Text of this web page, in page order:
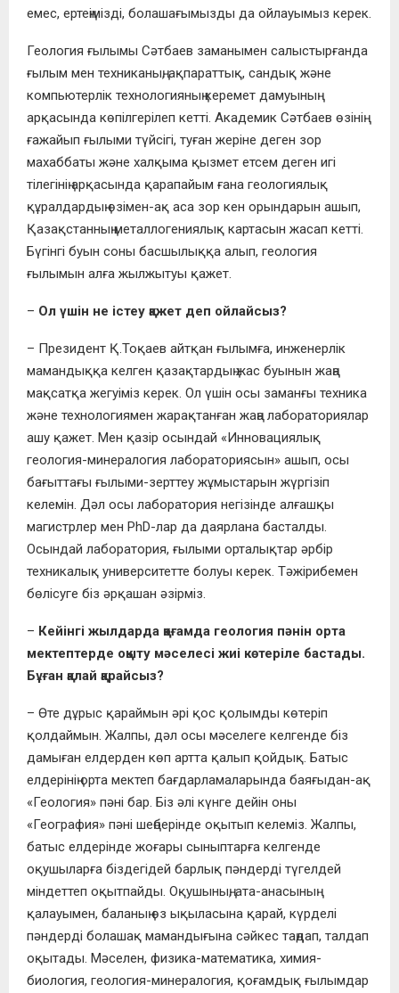
емес, ертеңімізді, болашағымызды да ойлауымыз керек.
Геология ғылымы Сәтбаев заманымен салыстырғанда
ғылым мен техниканың, ақпараттық, сандық және
компьютерлік технологияның керемет дамуының
арқасында көпілгерілеп кетті. Академик Сәтбаев өзінің
ғажайып ғылыми түйсігі, туған жеріне деген зор
махаббаты және халқыма қызмет етсем деген игі
тілегінің арқасында қарапайым ғана геологиялық
құралдардың өзімен-ақ аса зор кен орындарын ашып,
Қазақстанның металлогениялық картасын жасап кетті.
Бүгінгі буын соны басшылыққа алып, геология
ғылымын алға жылжытуы қажет.
– Ол үшін не істеу қажет деп ойлайсыз?
– Президент Қ.Тоқаев айтқан ғылымға, инженерлік
мамандыққа келген қазақтардың жас буынын жаңа
мақсатқа жегуіміз керек. Ол үшін осы заманғы техника
және технологиямен жарақтанған жаңа лабораториялар
ашу қажет. Мен қазір осындай «Инновациялық
геология-минералогия лабораториясын» ашып, осы
бағыттағы ғылыми-зерттеу жұмыстарын жүргізіп
келемін. Дәл осы лаборатория негізінде алғашқы
магистрлер мен РhD-лар да даярлана басталды.
Осындай лаборатория, ғылыми орталықтар әрбір
техникалық универcитетте болуы керек. Тәжірибемен
бөлісуге біз әрқашан әзірміз.
– Кейінгі жылдарда қоғамда геология пәнін орта
мектептерде оқыту мәселесі жиі көтеріле бастады.
Бұған қалай қарайсыз?
– Өте дұрыс қараймын әрі қос қолымды көтеріп
қолдаймын. Жалпы, дәл осы мәселеге келгенде біз
дамыған елдерден көп артта қалып қойдық. Батыс
елдерінің орта мектеп бағдарламаларында баяғыдан-ақ
«Геология» пәні бар. Біз әлі күнге дейін оны
«География» пәні шеңберінде оқытып келеміз. Жалпы,
батыс елдерінде жоғары сыныптарға келгенде
оқушыларға біздегідей барлық пәндерді түгелдей
міндеттеп оқытпайды. Оқушының, ата-анасының
қалауымен, баланың өз ықыласына қарай, күрделі
пәндерді болашақ мамандығына сәйкес таңдап, талдап
оқытады. Мәселен, физика-математика, химия-
биология, геология-минералогия, қоғамдық ғылымдар